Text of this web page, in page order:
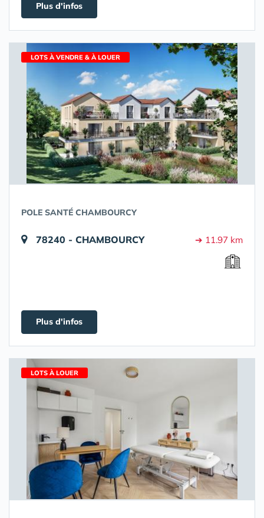
Plus d'infos
LOTS À VENDRE & À LOUER
POLE SANTÉ CHAMBOURCY
78240 - CHAMBOURCY ➔ 11.97 km
Plus d'infos
LOTS À LOUER